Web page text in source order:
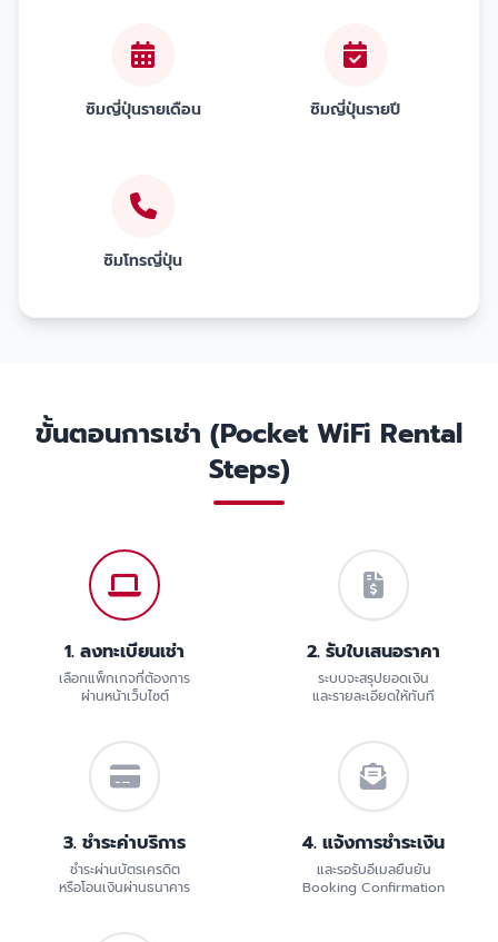
ซิมญี่ปุ่นรายเดือน ซิมญี่ปุ่นรายปี
ซิมโทรญี่ปุ่น
ขั้นตอนการเช่า (Pocket WiFi Rental
Steps)
1. ลงทะเบียนเช่า
เลือกแพ็กเกจที่ต้องการ
ผ่านหน้าเว็บไซต์
2. รับใบเสนอราคา
ระบบจะสรุปยอดเงิน
และรายละเอียดให้ทันที
3. ชำระค่าบริการ
ชำระผ่านบัตรเครดิต
หรือโอนเงินผ่านธนาคาร
4. แจ้งการชำระเงิน
และรอรับอีเมลยืนยัน
Booking Confirmation